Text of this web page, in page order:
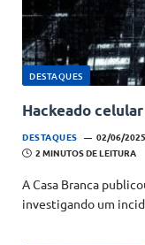
DESTAQUES
Hackeado
DESTAQUES 02/06/2025
2 MINUTOS DE LEITURA
A Casa Branca
investigando um